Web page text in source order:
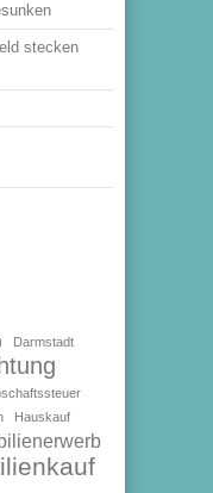
stecken
Darmstadt
Hauskauf